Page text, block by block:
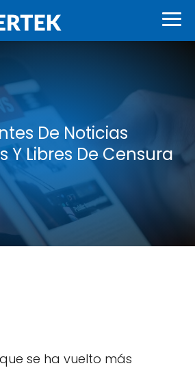
De Noticias
Y Libres De Censura
se ha vuelto más